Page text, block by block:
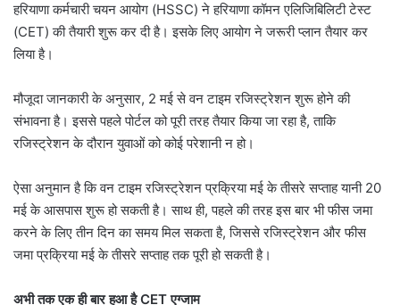
हरियाणा कर्मचारी चयन आयोग (HSSC) ने हरियाणा कॉमन एलिजिबिलिटी टेस्ट
(CET) की तैयारी शुरू कर दी है। इसके लिए आयोग ने जरूरी प्लान तैयार कर
लिया है।
मौजूदा जानकारी के अनुसार, 2 मई से वन टाइम रजिस्ट्रेशन शुरू होने की
संभावना है। इससे पहले पोर्टल को पूरी तरह तैयार किया जा रहा है, ताकि
रजिस्ट्रेशन के दौरान युवाओं को कोई परेशानी न हो।
ऐसा अनुमान है कि वन टाइम रजिस्ट्रेशन प्रक्रिया मई के तीसरे सप्ताह यानी 20
मई के आसपास शुरू हो सकती है। साथ ही, पहले की तरह इस बार भी फीस जमा
करने के लिए तीन दिन का समय मिल सकता है, जिससे रजिस्ट्रेशन और फीस
जमा प्रक्रिया मई के तीसरे सप्ताह तक पूरी हो सकती है।
अभी तक एक ही बार हुआ है CET एग्जाम